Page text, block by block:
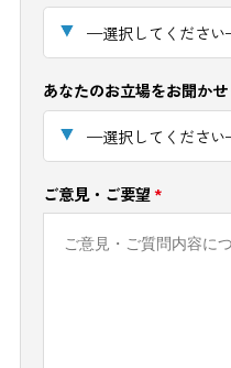
あなたのお立場をお聞か
ご意見・ご要望*